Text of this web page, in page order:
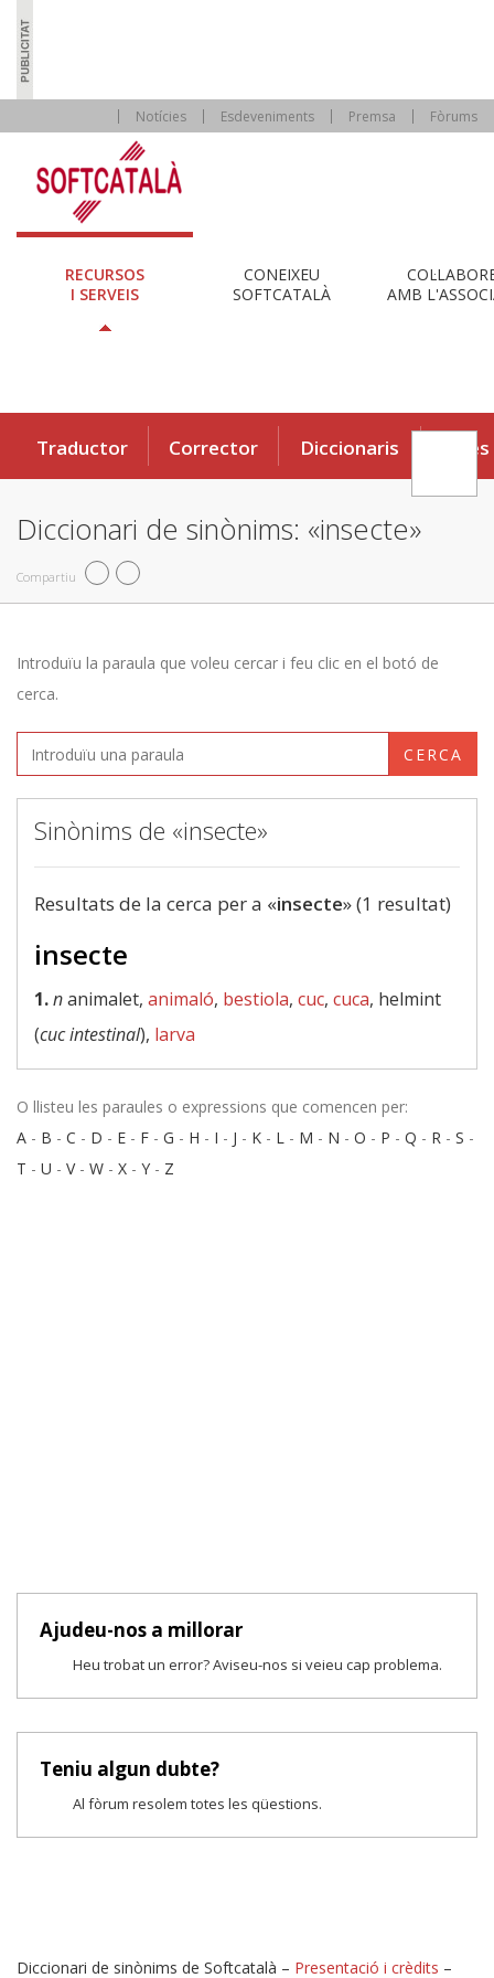
Notícies Esdeveniments Premsa Fòrums
RECURSOS
I SERVEIS
CONEIXEU
SOFTCATALÀ
AMB
Traductor Corrector Diccionaris Eines
Diccionari de sinònims: «insecte»
Compartiu
Introduïu la paraula que voleu cercar i feu clic en el botó de
cerca.
CERCA
Sinònims de «insecte»
Resultats de la cerca per a «insecte» (1 resultat)
insecte
1.nanimalet, animaló, bestiola, cuc, cuca, helmint
(cuc intestinal), larva
O llisteu les paraules o expressions que comencen per:
A - B - C - D - E - F - G - H - I - J - K - L - M - N - O - P - Q - R - S -
T - U - V- W - X - Y - Z
Ajudeu-nos a millorar
Heu trobat un error? Aviseu-nos si veieu cap problema.
Teniu algun dubte?
Al fòrum resolem totes les qüestions.
Diccionari de sinònims de Softcatalà – Presentació i crèdits –